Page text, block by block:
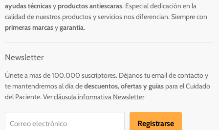
ayudas técnicasyproductos antiescaras. Especial dedicación en la
calidad de nuestros productos y servicios nos diferencian. Siempre con
primeras marcasygarantía.
Newsletter
Únete a mas de 100.000 suscriptores. Déjanos tu email de contacto y
te mantendremos al día dedescuentos, ofertasy guías para el Cuidado
del Paciente. Vercláusula informativa Newsletter
Correo electrónico Registrarse